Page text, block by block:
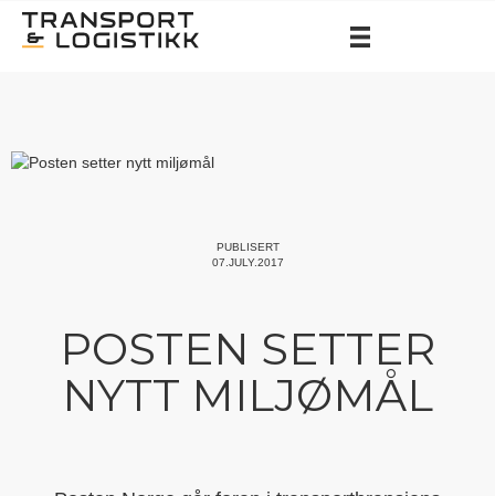
PUBLISERT
07.JULY.2017
POSTEN SETTER
NYTT MILJØMÅL